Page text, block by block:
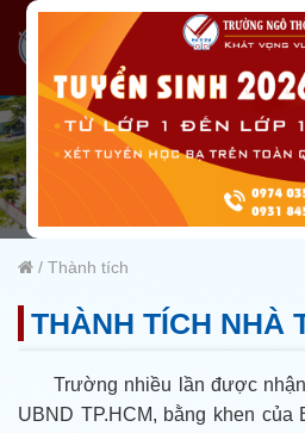
/ Thành tích
THÀNH TÍCH NHÀ
Trường nhiều lần được
UBND TP.HCM, bằng khen